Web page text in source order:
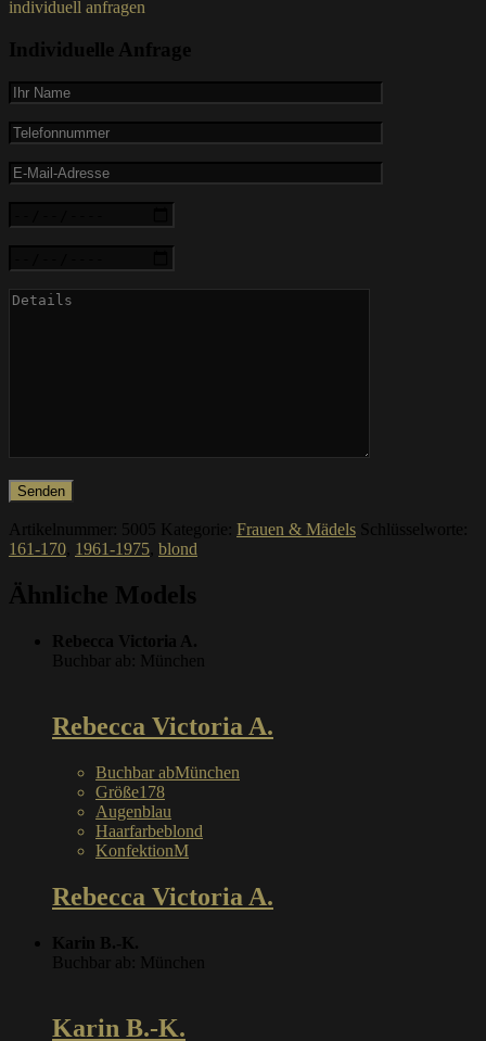
individuell anfragen
Individuelle Anfrage
Artikelnummer: 5005 Kategorie: Frauen & Mädels Schlüsselworte:
161-170 1961-1975 blond
Ähnliche Models
Rebecca Victoria A.
Buchbar ab: München
Rebecca Victoria A.
Buchbar abMünchen
Größe178
Augenblau
Haarfarbeblond
KonfektionM
Rebecca Victoria A.
Karin B.-K.
Buchbar ab: München
Karin B.-K.